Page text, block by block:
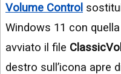
Volume Control
Windows 11 con
avviato il file
destro sull’icona apre